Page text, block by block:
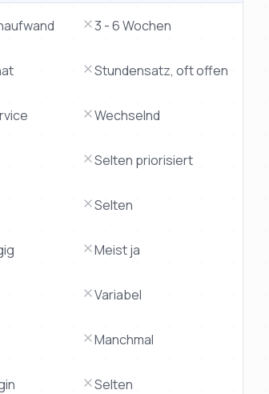
3 - 6 Wochen
Stundensatz, oft offen
Wechselnd
Selten priorisiert
Selten
Meist ja
Variabel
Manchmal
Selten